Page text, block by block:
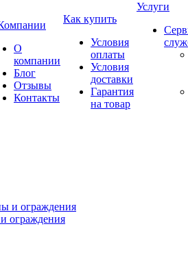
О
компании
Блог
Отзывы
Контакты
Как купить
Условия
оплаты
Условия
доставки
Гарантия
на товар
Услуги
ограждения